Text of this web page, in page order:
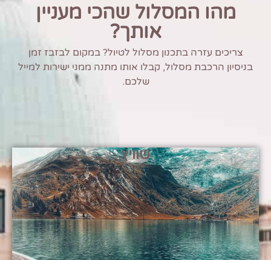
מהו המסלול שהכי מעניין
אותך?
צריכים עזרה בתכנון מסלול לטיול? במקום לבזבז זמן
בניסיון הרכבת מסלול, קבלו אותו מתנה ממני ישירות למייל
שלכם.
שוויץ